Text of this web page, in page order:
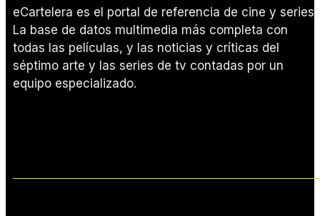
eCartelera es el portal de referencia de cine y series.
La base de datos multimedia más completa con
todas las películas, y las noticias y críticas del
séptimo arte y las series de tv contadas por un
equipo especializado.